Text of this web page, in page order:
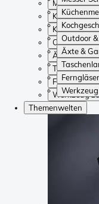
Outdoor
Äxte &
Ferngläser
Messer
Outdoor &
Äxte &
Ferngläser
Werkzeug
Themenwelten